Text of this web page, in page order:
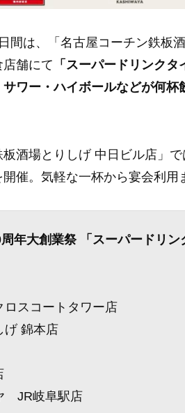
間は、「名古屋コーチン鉄板
舗にて 「スーパードリンクタ
ワー・ハイボールなどが何杯
酒場とりしげ 中日ビル店」で
開催。気軽な一杯から宴会利用
年大創業祭 「スーパードリ
ロスコートタワー店
げ 錦本店
JR岐阜駅店